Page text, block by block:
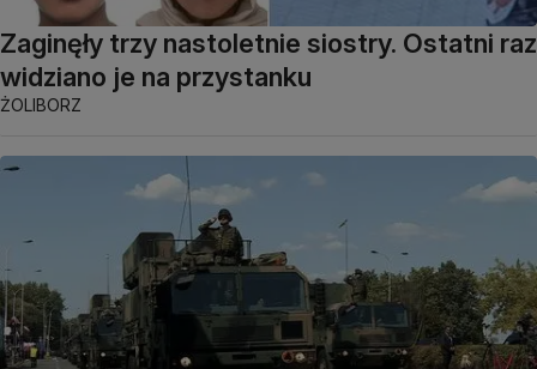
Zaginęły trzy nastoletnie siostry. Ostatni raz
widziano je na przystanku
ŻOLIBORZ